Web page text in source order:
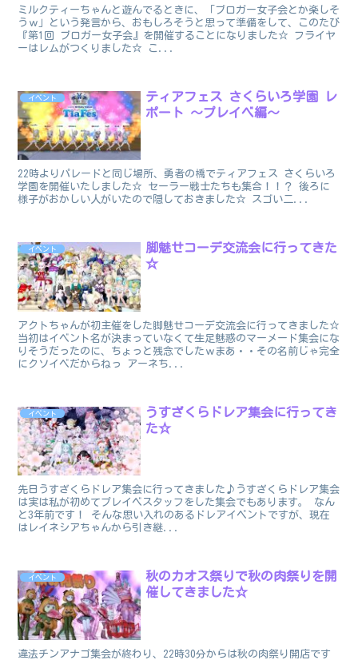
ミルクティーちゃんと遊んでるときに、「ブロガー女子会とか楽しそ
うｗ」という発言から、おもしろそうと思って準備をして、このたび
『第1回 ブロガー女子会』を開催することになりました☆ フライヤ
ーはレムがつくりました☆ こ...
イベント
ティアフェス さくらいろ学園 レ
ポート ～プレイベ編～
22時よりパレードと同じ場所、勇者の橋でティアフェス さくらいろ
学園を開催いたしました☆ セーラー戦士たちも集合！！？ 後ろに
様子がおかしい人がいたので隠しておきました☆ スゴい二...
イベント
脚魅せコーデ交流会に行ってきた
☆
アクトちゃんが初主催をした脚魅せコーデ交流会に行ってきました☆
当初はイベント名が決まっていなくて生足魅惑のマーメード集会にな
りそうだったのに、ちょっと残念でしたｗまあ・・その名前じゃ完全
にクソイベだからねっ アーネち...
イベント
うすざくらドレア集会に行ってき
た☆
先日うすざくらドレア集会に行ってきました♪うすざくらドレア集会
は実は私が初めてプレイベスタッフをした集会でもあります。 なん
と3年前です！ そんな思い入れのあるドレアイベントですが、現在
はレイネシアちゃんから引き継...
イベント
秋のカオス祭りで秋の肉祭りを開
催してきました☆
違法チンアナゴ集会が終わり、22時30分からは秋の肉祭り開店です